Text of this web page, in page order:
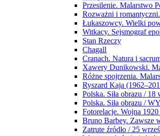
Przesilenie. Malarstwo
Rozważni i
Łukaszowcy. Wielki
Witkacy. Sejsmograf
Stan Rzeczy
Chagall
Cranach. Natura i
Xawery Dunikowski.
Różne spojrzenia.
Ryszard Kaja
Polska. Siła obrazu /
Polska. Siła obrazu /
Fotorelacje. Wojna
Bruno Barbey. Zawsze
Zatrute źródło / 25